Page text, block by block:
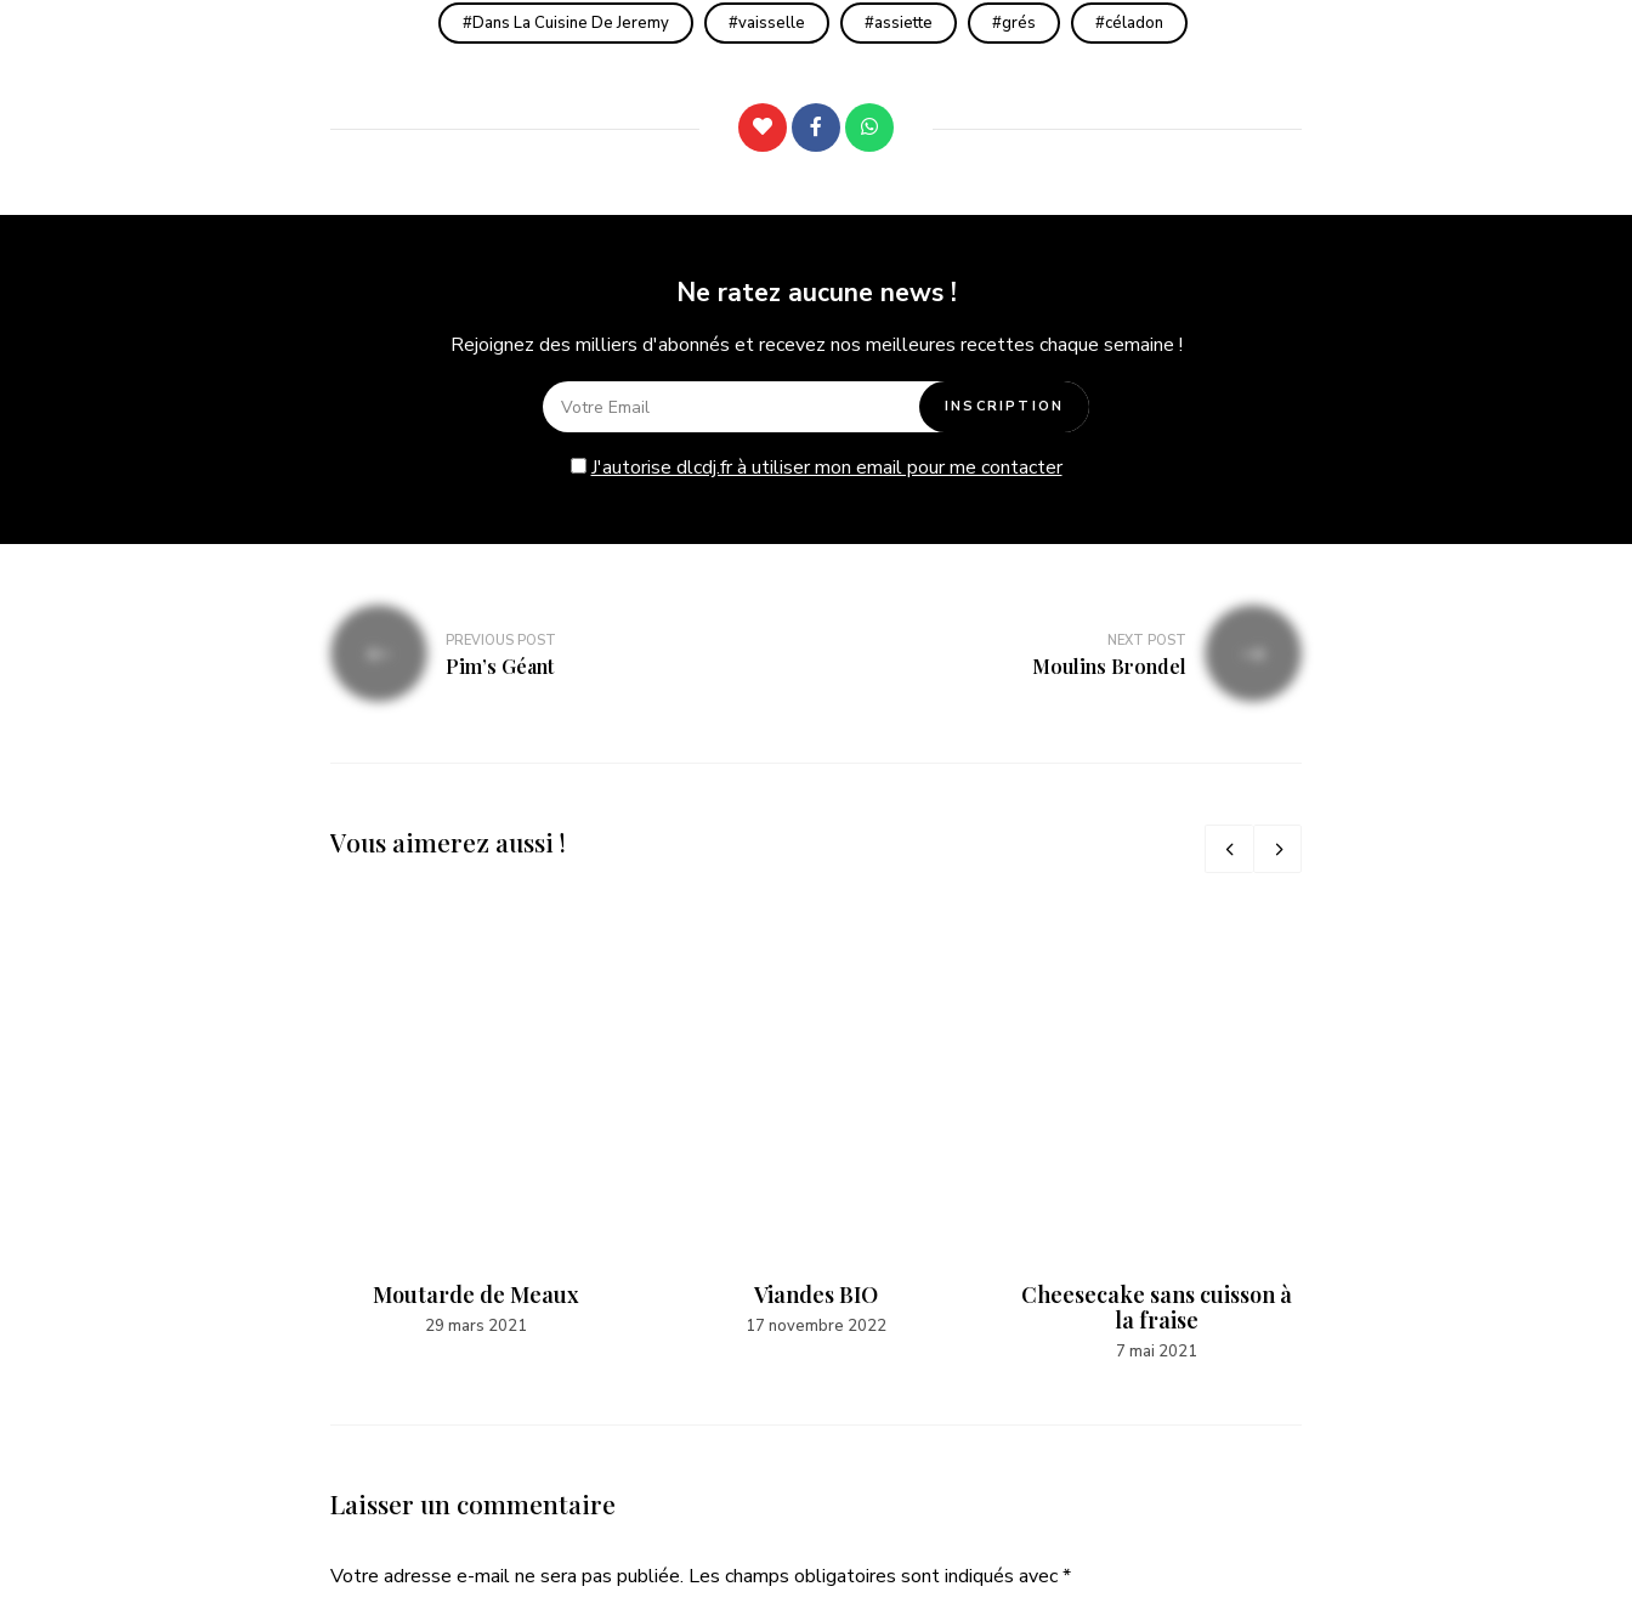
Dans La Cuisine De Jeremy vaisselle assiette grés céladon
Ne ratez aucune news !
Rejoignez des milliers d'abonnés et recevez nos meilleures recettes chaque semaine !
J'autorise dlcdj.fr à utiliser mon email pour me contacter
Navigation
de
l’article
PREVIOUS POST
Pim’s Géant
NEXT POST
Moulins Brondel
Vous aimerez aussi !
Moutarde de Meaux
29 mars 2021
Viandes BIO
17 novembre 2022
Cheesecake sans cuisson à
la fraise
7 mai 2021
Laisser un commentaire
Votre adresse e-mail ne sera pas publiée. Les champs obligatoires sont indiqués avec*